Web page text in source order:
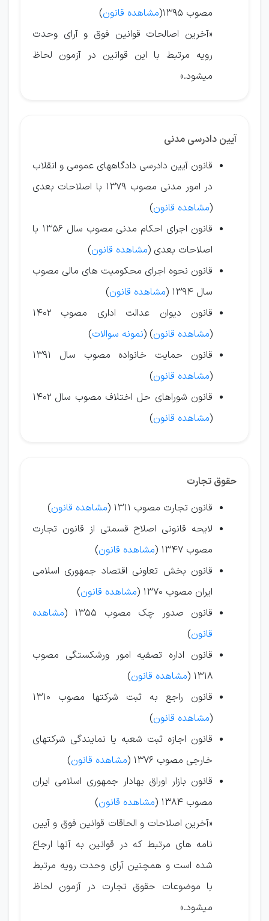
مصوب ۱3۹5(
مشاهده قانون)
«آخرین اصالحات قوانین فوق و آرای وحدت
رویه مرتبط با این قوانین در آزمون لحاظ
میشود.»
آیین دادرسی مدنی
قانون آیین دادرسی دادگاههای عمومی و انقلاب
در امور مدنی مصوب ۱37۹ با اصلاحات بعدی
(مشاهده قانون)
قانون اجرای احکام مدنی مصوب سال ۱356 با
اصلاحات بعدی (مشاهده قانون)
قانون نحوه اجرای محکومیت های مالی مصوب
سال ۱3۹4 (
مشاهده قانون)
قانون دیوان عدالت اداری مصوب ۱40۲
(مشاهده قانون) (نمونه سوالات)
قانون حمایت خانواده مصوب سال ۱3۹۱
(مشاهده قانون)
قانون شوراهای حل اختلاف مصوب سال 1402
(مشاهده قانون)
حقوق تجارت
قانون تجارت مصوب ۱3۱۱ (
مشاهده قانون)
لایحه قانونی اصلاح قسمتی از قانون تجارت
مصوب ۱347 (
مشاهده قانون)
قانون بخش تعاونی اقتصاد جمهوری اسلامی
ایران مصوب ۱370 (
مشاهده قانون)
قانون صدور چک مصوب ۱355 (
مشاهده
قانون)
قانون اداره تصفیه امور ورشکستگی مصوب
۱3۱۸ ( مشاهده قانون)
قانون راجع به ثبت شرکتها مصوب ۱3۱0
(مشاهده قانون)
قانون اجازه ثبت شعبه یا نمایندگی شرکتهای
خارجی مصوب ۱376 (
مشاهده قانون)
قانون بازار اوراق بهادار جمهوری اسلامی ایران
مصوب ۱3۸4 (
مشاهده قانون)
«آخرین اصلاحات و الحاقات قوانین فوق و آیین
نامه های مرتبط که در قوانین به آنها ارجاع
شده است و همچنین آرای وحدت رویه مرتبط
با موضوعات حقوق تجارت در آزمون لحاظ
میشود.»